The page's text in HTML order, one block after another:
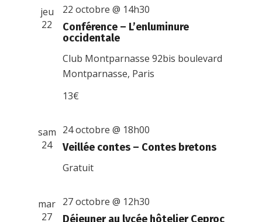
jeu
22
Conférence – L’enluminure
occidentale
22 octobre @ 14h30
Club Montparnasse92bis boulevard
Montparnasse, Paris
13€
sam
24
Veillée contes – Contes bretons
24 octobre @ 18h00
Gratuit
mar
27
Déjeuner au lycée hôtelier Ceproc
27 octobre @ 12h30